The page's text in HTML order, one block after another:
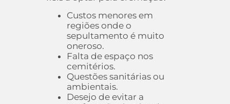
Custos menores em
regiões onde o
sepultamento é muito
oneroso.
Falta de espaço nos
cemitérios.
Questões sanitárias ou
ambientais.
Desejo de evitar a